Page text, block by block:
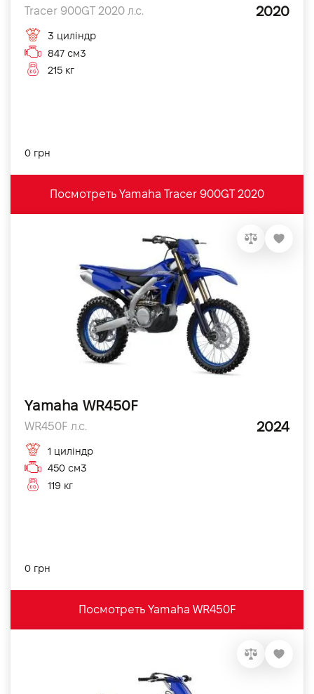
Tracer 900GT 2020 л.с. 2020
3 циліндр
847 см3
215 кг
0 грн
Посмотреть Yamaha Tracer 900GT 2020
Yamaha WR450F
WR450F л.с. 2024
1 циліндр
450 см3
119 кг
0 грн
Посмотреть Yamaha WR450F